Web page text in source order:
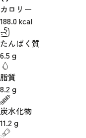
カロリー
188.0kcal
たんぱく質
6.5 g
脂質
8.2g
炭水化物
11.2g